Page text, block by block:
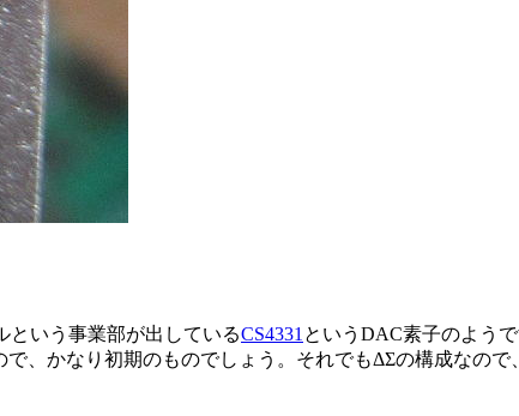
いう事業部が出しているCS4331 というDAC素子のようで
、かなり初期のものでしょう。それでもΔΣの構成なので、